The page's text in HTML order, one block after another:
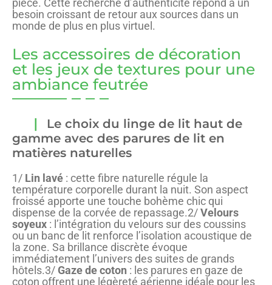
pièce. Cette recherche d’authenticité répond à un
besoin croissant de retour aux sources dans un
monde de plus en plus virtuel.
Les accessoires de décoration
et les jeux de textures pour une
ambiance feutrée
Le choix du linge de lit haut de
gamme avec des parures de lit en
matières naturelles
1/ Lin lavé : cette fibre naturelle régule la
température corporelle durant la nuit. Son aspect
froissé apporte une touche bohème chic qui
dispense de la corvée de repassage.2/Velours
soyeux : l’intégration du velours sur des coussins
ou un banc de lit renforce l’isolation acoustique de
la zone. Sa brillance discrète évoque
immédiatement l’univers des suites de grands
hôtels.3/Gaze de coton : les parures en gaze de
coton offrent une légèreté aérienne idéale pour les